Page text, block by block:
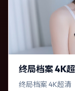
终局档案 4K
终局档案 4K超清